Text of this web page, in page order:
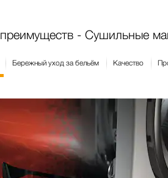
- Сушильные
Бережный уход за бельём Качество